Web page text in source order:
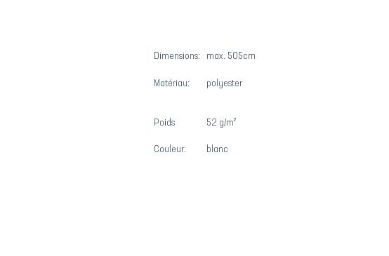
Dimensions: max. 505cm
Matériau: polyester
Poids 52 g/m²
Couleur: blanc